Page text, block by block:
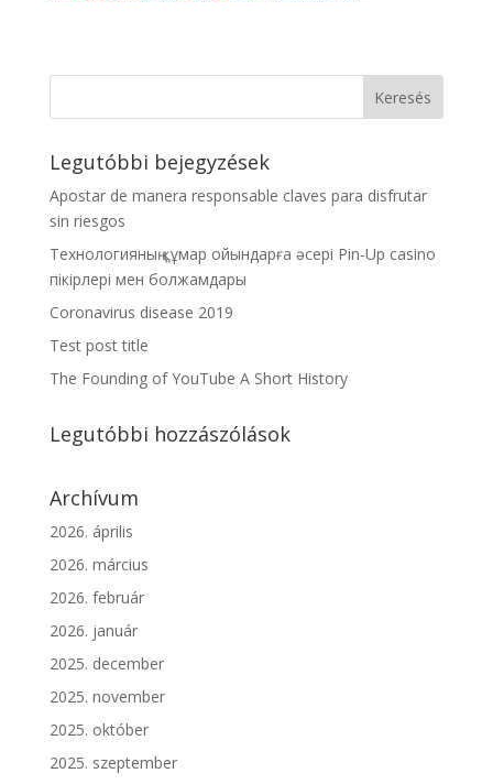
Legutóbbi bejegyzések
Apostar de manera responsable claves para disfrutar
sin riesgos
Технологияның құмар ойындарға әсері Pin-Up casino
пікірлері мен болжамдары
Coronavirus disease 2019
Test post title
The Founding of YouTube A Short History
Legutóbbi hozzászólások
Archívum
2026. április
2026. március
2026. február
2026. január
2025. december
2025. november
2025. október
2025. szeptember